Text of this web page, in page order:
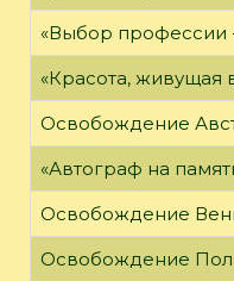
«Выбор профессии
«Красота, живущая
Освобождение
«Автограф на
Освобождение
Освобождение